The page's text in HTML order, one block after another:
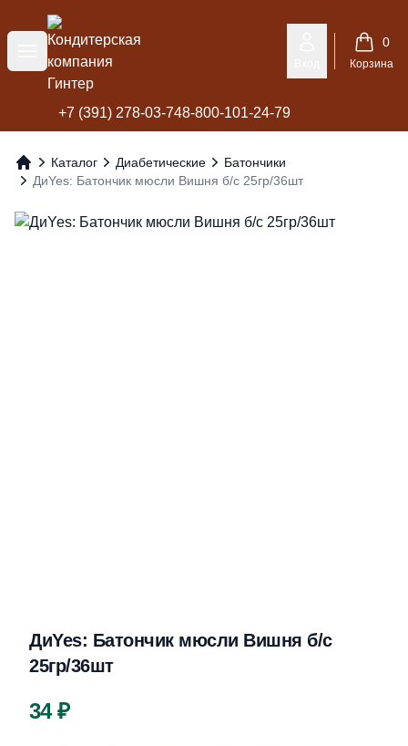
Меню
Кондитерская компания Гинтер
0
Корзина
+7 (391) 278-03-748-800-101-24-79
Главная
Каталог Диабетические
Батончики
ДиYes: Батончик мюсли Вишня б/с 25гр/36шт
ДиYes: Батончик мюсли Вишня б/с
25гр/36шт
Цена
34 ₽